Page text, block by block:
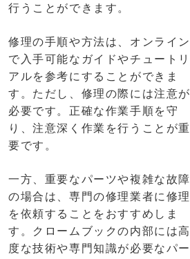
行うことができます。
修理の手順や方法は、オンライン
で入手可能なガイドやチュートリ
アルを参考にすることができま
す。ただし、修理の際には注意が
必要です。正確な作業手順を守
り、注意深く作業を行うことが重
要です。
一方、重要なパーツや複雑な故障
の場合は、専門の修理業者に修理
を依頼することをおすすめしま
す。クロームブックの内部には高
度な技術や専門知識が必要なパー